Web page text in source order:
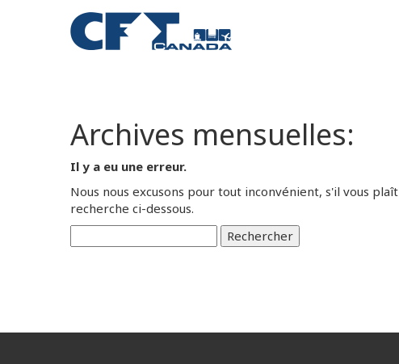
Archives mensuelles:
Il y a eu une erreur.
Nous nous excusons pour tout inconvénient, s'il vous plaît
recherche ci-dessous.
: